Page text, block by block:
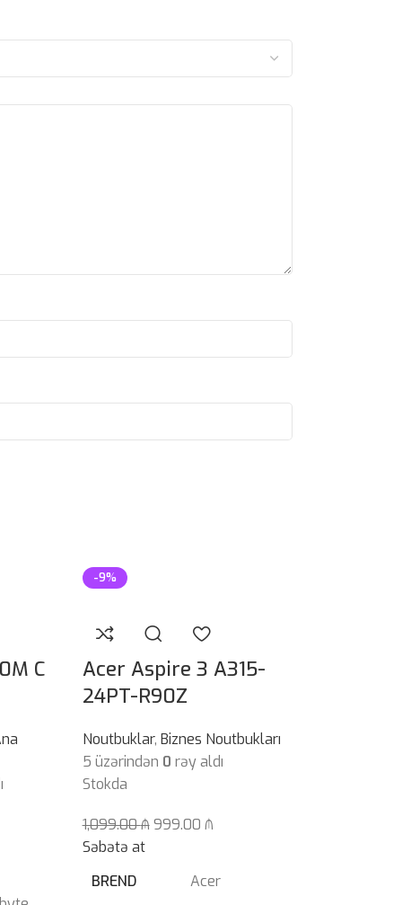
C
-9%
Acer Aspire 3 A315-
24PT-R90Z
Noutbuklar, Biznes Noutbukları
5 üzərindən 0 rəy aldı
Stokda
1,099.00₼ 999.00 ₼
Səbətə at
BREND
Acer